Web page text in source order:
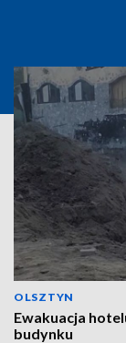
OLSZTYN
Ewakuacja
budynku